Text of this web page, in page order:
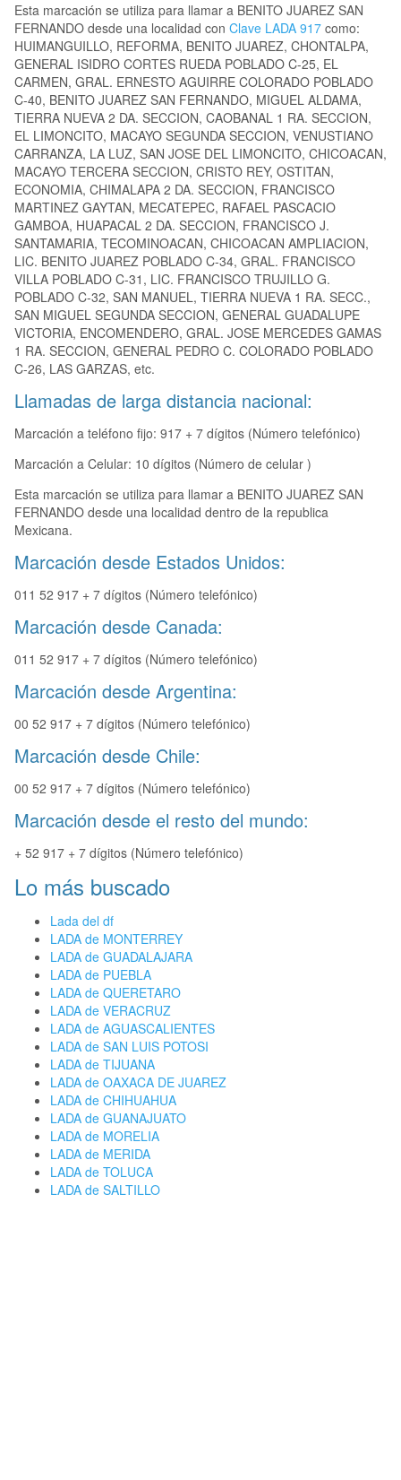
Esta marcación se utiliza para llamar a BENITO JUAREZ SAN
FERNANDO desde una localidad con Clave LADA 917 como:
HUIMANGUILLO, REFORMA, BENITO JUAREZ, CHONTALPA,
GENERAL ISIDRO CORTES RUEDA POBLADO C-25, EL
CARMEN, GRAL. ERNESTO AGUIRRE COLORADO POBLADO
C-40, BENITO JUAREZ SAN FERNANDO, MIGUEL ALDAMA,
TIERRA NUEVA 2 DA. SECCION, CAOBANAL 1 RA. SECCION,
EL LIMONCITO, MACAYO SEGUNDA SECCION, VENUSTIANO
CARRANZA, LA LUZ, SAN JOSE DEL LIMONCITO, CHICOACAN,
MACAYO TERCERA SECCION, CRISTO REY, OSTITAN,
ECONOMIA, CHIMALAPA 2 DA. SECCION, FRANCISCO
MARTINEZ GAYTAN, MECATEPEC, RAFAEL PASCACIO
GAMBOA, HUAPACAL 2 DA. SECCION, FRANCISCO J.
SANTAMARIA, TECOMINOACAN, CHICOACAN AMPLIACION,
LIC. BENITO JUAREZ POBLADO C-34, GRAL. FRANCISCO
VILLA POBLADO C-31, LIC. FRANCISCO TRUJILLO G.
POBLADO C-32, SAN MANUEL, TIERRA NUEVA 1 RA. SECC.,
SAN MIGUEL SEGUNDA SECCION, GENERAL GUADALUPE
VICTORIA, ENCOMENDERO, GRAL. JOSE MERCEDES GAMAS
1 RA. SECCION, GENERAL PEDRO C. COLORADO POBLADO
C-26, LAS GARZAS, etc.
Llamadas de larga distancia nacional:
Marcación a teléfono fijo: 917 + 7 dígitos (Número telefónico)
Marcación a Celular: 10 dígitos (Número de celular )
Esta marcación se utiliza para llamar a BENITO JUAREZ SAN
FERNANDO desde una localidad dentro de la republica
Mexicana.
Marcación desde Estados Unidos:
011 52 917 + 7 dígitos (Número telefónico)
Marcación desde Canada:
011 52 917 + 7 dígitos (Número telefónico)
Marcación desde Argentina:
00 52 917 + 7 dígitos (Número telefónico)
Marcación desde Chile:
00 52 917 + 7 dígitos (Número telefónico)
Marcación desde el resto del mundo:
+ 52 917 + 7 dígitos (Número telefónico)
Lo más buscado
Lada del df
LADA de MONTERREY
LADA de GUADALAJARA
LADA de PUEBLA
LADA de QUERETARO
LADA de VERACRUZ
LADA de AGUASCALIENTES
LADA de SAN LUIS POTOSI
LADA de TIJUANA
LADA de OAXACA DE JUAREZ
LADA de CHIHUAHUA
LADA de GUANAJUATO
LADA de MORELIA
LADA de MERIDA
LADA de TOLUCA
LADA de SALTILLO